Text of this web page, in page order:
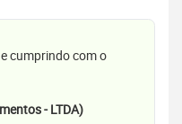
cumprindo com o
- LTDA)